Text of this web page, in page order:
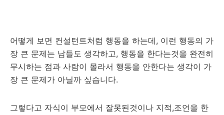
어떻게 보면 컨설턴트처럼 행동을 하는데, 이런 행동의 가
장 큰 문제는 남들도 생각하고, 행동을 한다는것을 완전히
무시하는 점과 사람이 몰라서 행동을 안한다는 생각이 가
장 큰 문제가 아닐까 싶습니다.
그렇다고 자식이 부모에서 잘못된것이나 지적,조언을 한